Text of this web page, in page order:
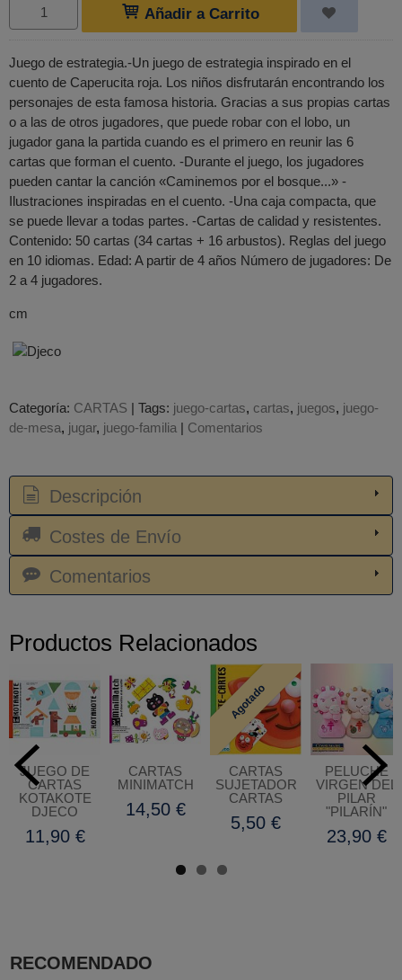
RECOMENDADO
Añadir a Carrito
Juego de estrategia.-Un juego de estrategia inspirado en el
cuento de Caperucita roja. Los niños disfrutarán encontrando los
personajes de esta famosa historia. Gracias a sus propias cartas
o a las de otros jugadores, que puede robar con el lobo, un
jugador gana la partida cuando es el primero en reunir las 6
cartas que forman el cuento. -Durante el juego, los jugadores
pueden cantar la canción «Caminemos por el bosque...» -
Ilustraciones inspiradas en el cuento. -Una caja compacta, que
se puede llevar a todas partes. -Cartas de calidad y resistentes.
Contenido: 50 cartas (34 cartas + 16 arbustos). Reglas del juego
en 10 idiomas. Edad: A partir de 4 años Número de jugadores: De
2 a 4 jugadores.
cm
Categoría: CARTAS | Tags: juego-cartas cartas juegos juego-
de-mesa jugar juego-familia | Comentarios
Descripción
Costes de Envío
Comentarios
Productos Relacionados
JUEGO DE
CARTAS
KOTAKOTE
DJECO
11,90 €
CARTAS
MINIMATCH
14,50 €
Agotado
CARTAS
SUJETADOR
CARTAS
5,50 €
PELUCHE
VIRGEN DEL
PILAR
"PILARÍN"
23,90 €